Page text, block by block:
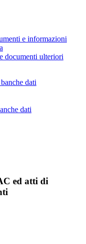
e informazioni
documenti ulteriori
dati
dati
ed atti di